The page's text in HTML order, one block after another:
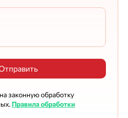
законную обработку
Правила обработки